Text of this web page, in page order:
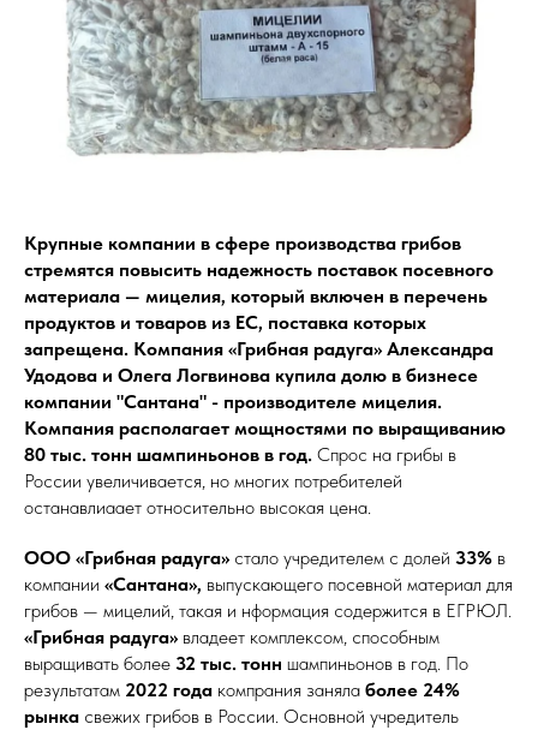
Крупные компании в сфере производства грибов
стремятся повысить надежность поставок посевного
материала — мицелия, который включен в перечень
продуктов и товаров из ЕС, поставка которых
запрещена. Компания «Грибная радуга» Александра
Удодова и Олега Логвинова купила долю в бизнесе
компании "Сантана" - производителе мицелия.
Компания располагает мощностями по выращиванию
80 тыс. тонн шампиньонов в год. Спрос на грибы в
России увеличивается, но многих потребителей
останавлиаает относительно высокая цена.
ООО «Грибная радуга» стало учредителем с долей 33% в
компании «Сантана», выпускающего посевной материал для
грибов — мицелий, такая и нформация содержится в ЕГРЮЛ.
«Грибная радуга» владеет комплексом, способным
выращивать более 32 тыс. тонн шампиньонов в год. По
результатам 2022 года компрания заняла более 24%
рынка свежих грибов в России. Основной учредитель